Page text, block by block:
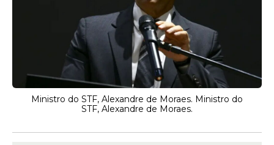
Ministro do STF, Alexandre de Moraes. Ministro do
STF, Alexandre de Moraes.